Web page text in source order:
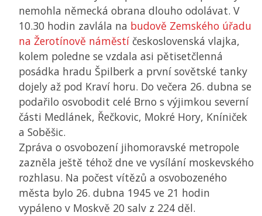
nemohla německá obrana dlouho odolávat. V
10.30 hodin zavlála na budově Zemského úřadu
na Žerotínově náměstí československá vlajka,
kolem poledne se vzdala asi pětisetčlenná
posádka hradu Špilberk a první sovětské tanky
dojely až pod Kraví horu. Do večera 26. dubna se
podařilo osvobodit celé Brno s výjimkou severní
části Medlánek, Řečkovic, Mokré Hory, Kníniček
a Soběšic.
Zpráva o osvobození jihomoravské metropole
zazněla ještě téhož dne ve vysílání moskevského
rozhlasu. Na počest vítězů a osvobozeného
města bylo 26. dubna 1945 ve 21 hodin
vypáleno v Moskvě 20 salv z 224 děl.